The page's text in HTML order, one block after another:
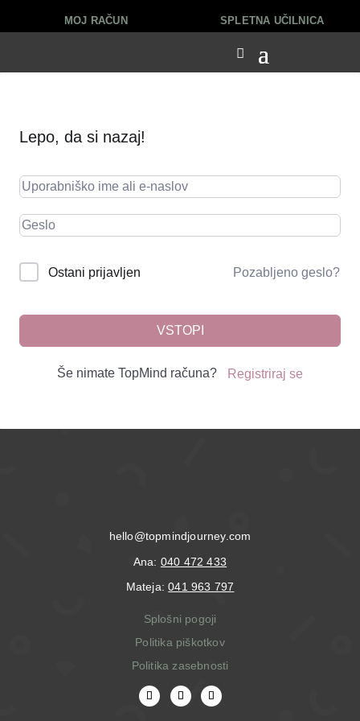
MOJ RAČUN SPLETNA UČILNICA
Lepo, da si nazaj!
Ostani prijavljen Pozabljeno geslo?
VSTOPI
Še nimate TopMind računa? Registriraj se
hello@topmindjourney.com
Ana: 040 472 433
Mateja:041 963 797
Splošni pogoji
Politika piškotkov
Politika zasebnosti